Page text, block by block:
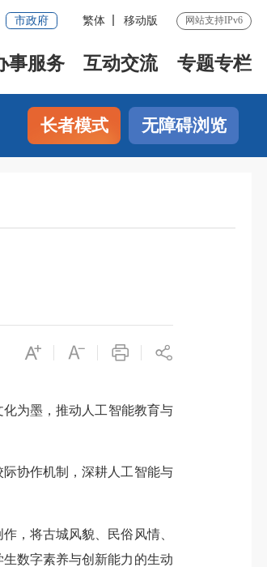
市政府 繁体 移动版 网站支持IPv6
事服务 互动交流 专题专栏
长者模式 无障碍浏览
为墨，推动人工智能教育与
协作机制，深耕人工智能与
，将古城风貌、民俗风情、
数字素养与创新能力的生动